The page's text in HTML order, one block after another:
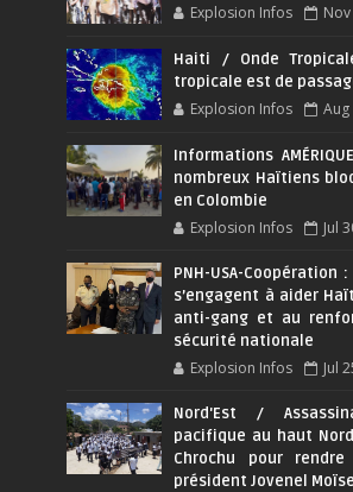
Explosion Infos Nov
Haiti / Onde
tropicale est de
Explosion Infos Aug
Informations
nombreux Haïtiens
en Colombie
Explosion Infos Jul
PNH-USA-Coopération
s’engagent à aider
anti-gang et au
sécurité nationale
Explosion Infos Jul
Nord'Est /
pacifique au haut
Chrochu pour
président Jovenel